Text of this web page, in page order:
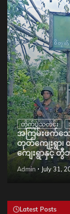
တိုက်ပွဲသတင်း
အကြမ်းဖက်သေ
တုတ်ကျေးရွာ၊
ကျေးရွာနှင့်
Admin July 31,
Latest Posts